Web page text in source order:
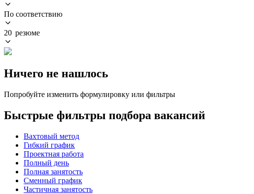
По соответствию
20 резюме
Ничего не нашлось
Попробуйте изменить формулировку или фильтры
Быстрые фильтры подбора вакансий
Вахтовый метод
Гибкий график
Проектная работа
Полный день
Полная занятость
Сменный график
Частичная занятость